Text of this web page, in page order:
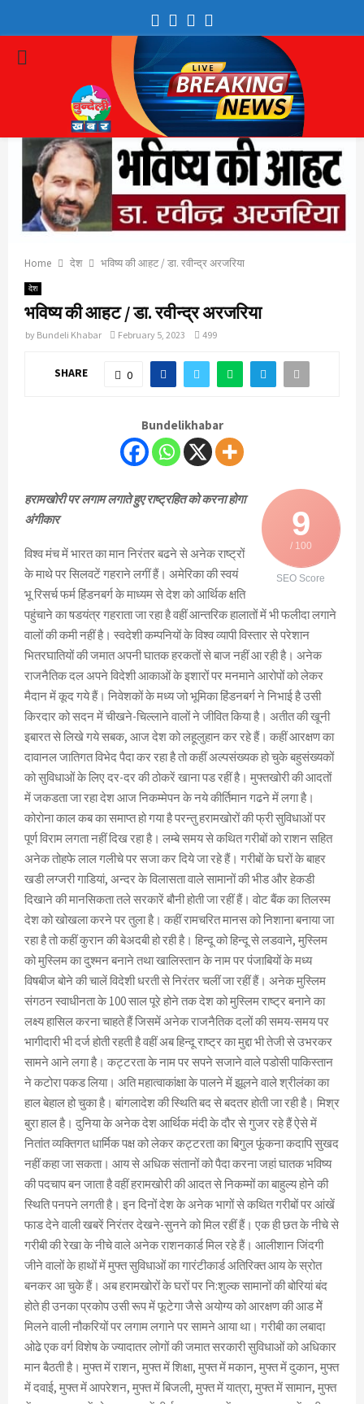
Facebook
TwitterYoutube
PRIMARY
Home देश भविष्य की आहट / डा. रवीन्द्र अरजरिया
देश
भविष्य की आहट / डा. रवीन्द्र अरजरिया
by Bundeli Khabar February 5, 2023 499
SHARE 0
Bundelikhabar
9
/ 100
SEO Score
हरामखोरी पर लगाम लगाते हुए राष्ट्रहित को करना होगा
अंगीकार
विश्व मंच में भारत का मान निरंतर बढने से अनेक राष्ट्रों
के माथे पर सिलवटें गहराने लगीं हैं। अमेरिका की स्वयं
भू रिसर्च फर्म हिंडनबर्ग के माध्यम से देश को आर्थिक क्षति
पहुंचाने का षडयंत्र गहराता जा रहा है वहीं आन्तरिक हालातों में भी फलीदा लगाने
वालों की कमी नहीं है। स्वदेशी कम्पनियों के विश्व व्यापी विस्तार से परेशान
भितरघातियों की जमात अपनी घातक हरकतों से बाज नहीं आ रही है। अनेक
राजनैतिक दल अपने विदेशी आकाओं के इशारों पर मनमाने आरोपों को लेकर
मैदान में कूद गये हैं। निवेशकों के मध्य जो भूमिका हिंडनबर्ग ने निभाई है उसी
किरदार को सदन में चीखने-चिल्लाने वालों ने जीवित किया है। अतीत की खूनी
इबारत से लिखे गये सबक, आज देश को लहूलुहान कर रहे हैं। कहीं आरक्षण का
दावानल जातिगत विभेद पैदा कर रहा है तो कहीं अल्पसंख्यक हो चुके बहुसंख्यकों
को सुविधाओं के लिए दर-दर की ठोकरें खाना पड रहीं है। मुफ्तखोरी की आदतों
में जकडता जा रहा देश आज निकम्मेपन के नये कीर्तिमान गढने में लगा है।
कोरोना काल कब का समाप्त हो गया है परन्तु हरामखोरों की फ्री सुविधाओं पर
पूर्ण विराम लगता नहीं दिख रहा है। लम्बे समय से कथित गरीबों को राशन सहित
अनेक तोहफे लाल गलीचे पर सजा कर दिये जा रहे हैं। गरीबों के घरों के बाहर
खडी लग्जरी गाडियां, अन्दर के विलासता वाले सामानों की भीड और हेकडी
दिखाने की मानसिकता तले सरकारें बौनी होती जा रहीं हैं। वोट बैंक का तिलस्म
देश को खोखला करने पर तुला है। कहीं रामचरित मानस को निशाना बनाया जा
रहा है तो कहीं कुरान की बेअदबी हो रही है। हिन्दू को हिन्दू से लडवाने, मुस्लिम
को मुस्लिम का दुश्मन बनाने तथा खालिस्तान के नाम पर पंंजाबियों के मध्य
विषबीज बोने की चालें विदेशी धरती से निरंतर चलीं जा रहीं हैं। अनेक मुस्लिम
संगठन स्वाधीनता के 100 साल पूरे होने तक देश को मुस्लिम राष्ट्र बनाने का
लक्ष्य हासिल करना चाहते हैं जिसमें अनेक राजनैतिक दलों की समय-समय पर
भागीदारी भी दर्ज होती रहती है वहीं अब हिन्दू राष्ट्र का मुद्दा भी तेजी से उभरकर
सामने आने लगा है। कट्टरता के नाम पर सपने सजाने वाले पडोसी पाकिस्तान
ने कटोरा पकड लिया। अति महात्वाकांक्षा के पालने में झूलने वाले श्रीलंका का
हाल बेहाल हो चुका है। बांगलादेश की स्थिति बद से बदतर होती जा रही है। मिश्र
बुरा हाल है। दुनिया के अनेक देश आर्थिक मंदी के दौर से गुजर रहे हैं ऐसे में
नितांत व्यक्तिगत धार्मिक पक्ष को लेकर कट्टरता का बिगुल फूंकना कदापि सुखद
नहीं कहा जा सकता। आय से अधिक संतानों को पैदा करना जहां घातक भविष्य
की पदचाप बन जाता है वहीं हरामखोरी की आदत से निकम्मों का बाहुल्य होने की
स्थिति पनपने लगती है। इन दिनों देश के अनेक भागों से कथित गरीबों पर आंखें
फाड देने वाली खबरें निरंतर देखने-सुनने को मिल रहीं हैं। एक ही छत के नीचे से
गरीबी की रेखा के नीचे वाले अनेक राशनकार्ड मिल रहे हैं। आलीशान जिंदगी
जीने वालों के हाथों में मुफ्त सुविधाओं का गारंटीकार्ड अतिरिक्त आय के स्रोत
बनकर आ चुके हैं। अब हरामखोरों के घरों पर नि:शुल्क सामानों की बोरियां बंद
होते ही उनका प्रकोप उसी रूप में फूटेगा जैसे अयोग्य को आरक्षण की आड मेें
मिलने वाली नौकरियों पर लगाम लगाने पर सामने आया था। गरीबी का लबादा
ओढे एक वर्ग विशेष के ज्यादातर लोगों की जमात सरकारी सुविधाओं को अधिकार
मान बैठती है। मुफ्त में राशन, मुफ्त में शिक्षा, मुफ्त में मकान, मुफ्त में दुकान, मुफ्त
में दवाई, मुफ्त में आपरेशन, मुफ्त में बिजली, मुफ्त में यात्रा, मुफ्त में सामान, मुफ्त